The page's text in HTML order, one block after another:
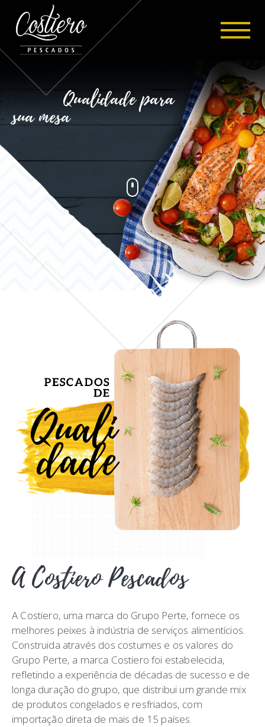
Qualidade para
sua mesa
A Costiero Pescados
A Costiero, uma marca do Grupo Perte, fornece os
melhores peixes à indústria de serviços alimentícios.
Construida através dos costumes e os valores do
Grupo Perte, a marca Costiero foi estabelecida,
refletindo a experiência de décadas de sucesso e de
longa duração do grupo, que distribui um grande mix
de produtos congelados e resfriados, com
importação direta de mais de 15 países.